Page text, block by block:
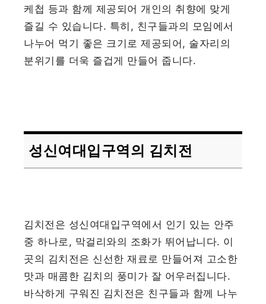
케첩 등과 함께 제공되어 개인의 취향에 맞게
즐길 수 있습니다. 특히, 친구들과의 모임에서
나누어 먹기 좋은 크기로 제공되어, 술자리의
분위기를 더욱 즐겁게 만들어 줍니다.
성신여대입구역의 김치전
김치전은 성신여대입구역에서 인기 있는 안주
중 하나로, 막걸리와의 조화가 뛰어납니다. 이
곳의 김치전은 신선한 재료로 만들어져 고소한
맛과 매콤한 김치의 풍미가 잘 어우러집니다.
바삭하게 구워진 김치전은 친구들과 함께 나누